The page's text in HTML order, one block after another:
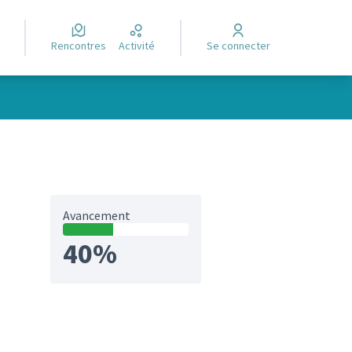
Rencontres Activité Se connecter
Avancement
40%